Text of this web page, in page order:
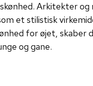
Arkitekter og
et stilistisk
for øjet, skaber
og gane.